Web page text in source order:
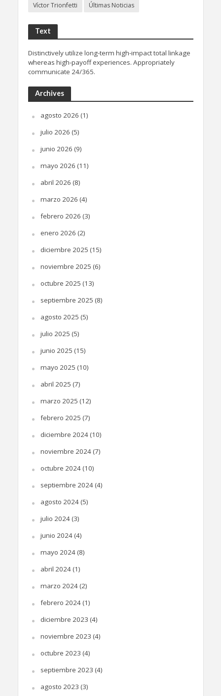
Víctor Trionfetti
Últimas Noticias
Text
Distinctively utilize long-term high-impact total linkage
whereas high-payoff experiences. Appropriately
communicate 24/365.
Archives
agosto 2026 (1)
julio 2026 (5)
junio 2026 (9)
mayo 2026 (11)
abril 2026 (8)
marzo 2026 (4)
febrero 2026 (3)
enero 2026 (2)
diciembre 2025 (15)
noviembre 2025 (6)
octubre 2025 (13)
septiembre 2025 (8)
agosto 2025 (5)
julio 2025 (5)
junio 2025 (15)
mayo 2025 (10)
abril 2025 (7)
marzo 2025 (12)
febrero 2025 (7)
diciembre 2024(10)
noviembre 2024(7)
octubre 2024(10)
septiembre 2024(4)
agosto 2024(5)
julio 2024(3)
junio 2024(4)
mayo 2024(8)
abril 2024(1)
marzo 2024(2)
febrero 2024(1)
diciembre 2023 (4)
noviembre 2023 (4)
octubre 2023 (4)
septiembre 2023 (4)
agosto 2023 (3)